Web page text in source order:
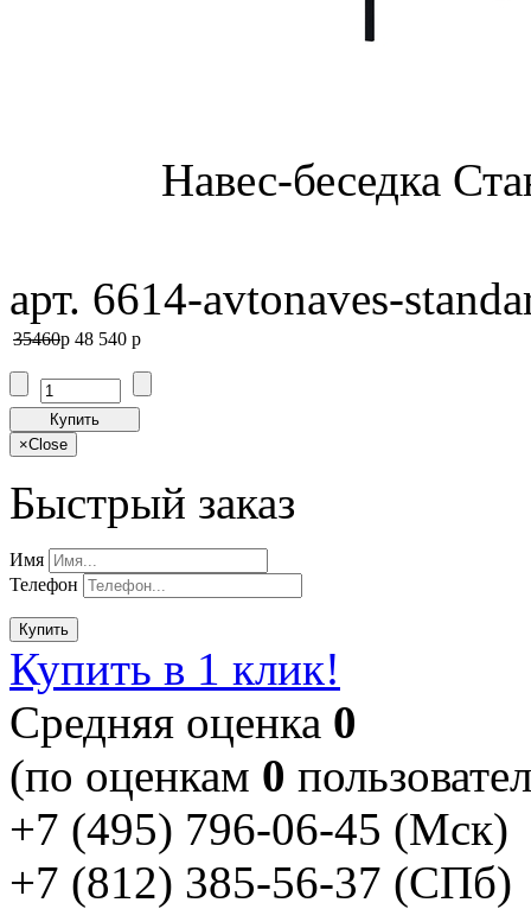
Навес-беседка
арт. 6614-avtonaves-
35460p 48 540 p
Купить
×Close
Быстрый заказ
Имя
Телефон
Купить
Купить в 1 клик!
Cредняя оценка 0
(по оценкам 0
+7 (495) 796-06-45 (Мск)
+7 (812) 385-56-37 (СПб)